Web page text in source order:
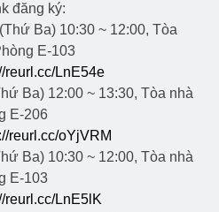
đăng ký:
Ba) 10:30 ~ 12:00, Tòa
E-103
reurl.cc/LnE54e
Ba) 12:00 ~ 13:30, Tòa nhà
E-206
reurl.cc/oYjVRM
Ba) 10:30 ~ 12:00, Tòa nhà
E-103
reurl.cc/LnE5lK